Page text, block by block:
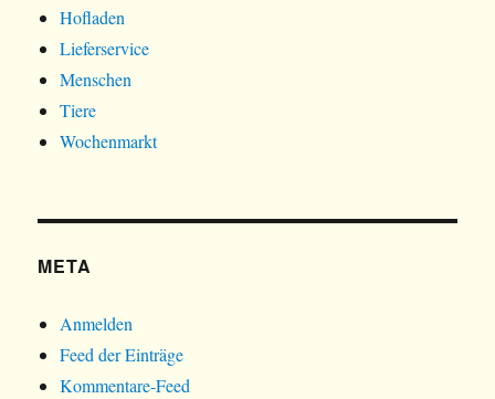
Hofladen
Lieferservice
Menschen
Tiere
Wochenmarkt
META
Anmelden
Feed der Einträge
Kommentare-Feed